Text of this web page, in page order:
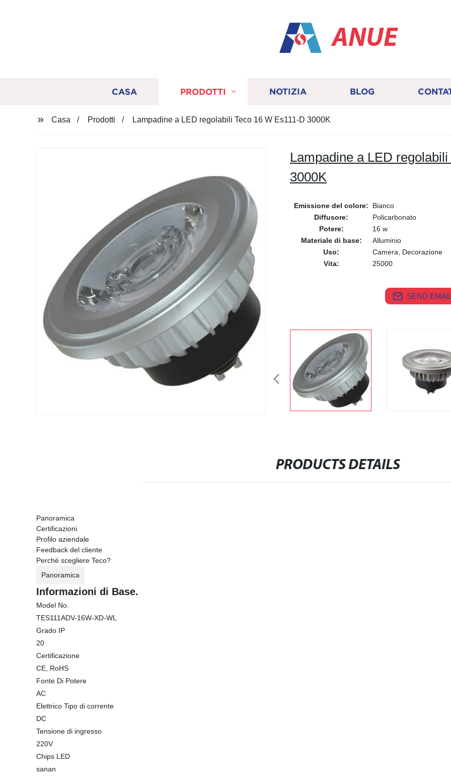
ANUE
CASA PRODOTTI NOTIZIA BLOG
Casa Prodotti Lampadine a LED regolabili Teco 16 W Es111-D 3000K
Lampadine a LED
3000K
Emissione del colore:
Bianco
Diffusore:
Policarbonato
Potere:
16 w
Materiale di base:
Alluminio
Uso:
Camera, Decorazione
Vita:
25000
SEND
PRODUCTS DETAILS
Panoramica
Certificazioni
Profilo aziendale
Feedback del cliente
Perché scegliere Teco?
Panoramica
Informazioni di Base.
Model No.
TES111ADV-16W-XD-WL
Grado IP
20
Certificazione
CE, RoHS
Fonte Di Potere
AC
Elettrico Tipo di corrente
DC
Tensione di ingresso
220V
Chips LED
sanan